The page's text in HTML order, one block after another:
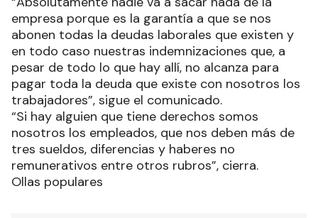
empresa porque es la garantía a que se nos
abonen todas la deudas laborales que existen y
en todo caso nuestras indemnizaciones que, a
pesar de todo lo que hay allí, no alcanza para
pagar toda la deuda que existe con nosotros los
trabajadores”, sigue el comunicado.
“Si hay alguien que tiene derechos somos
nosotros los empleados, que nos deben más de
tres sueldos, diferencias y haberes no
remunerativos entre otros rubros”, cierra.
Ollas populares